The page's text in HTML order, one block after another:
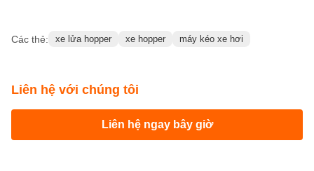
Các thẻ: xe lửa hopper xe hopper máy kéo xe hơi
Liên hệ với chúng tôi
Liên hệ ngay bây giờ